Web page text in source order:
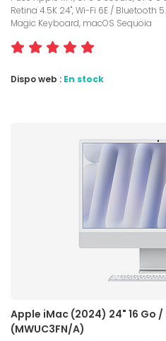
Retina 4.5K 24", Wi-Fi 6E / Bluetooth
Magic Keyboard, macOS Sequoia
Dispo web : En stock
Apple iMac (2024) 24" 16 Go
(MWUC3FN/A)